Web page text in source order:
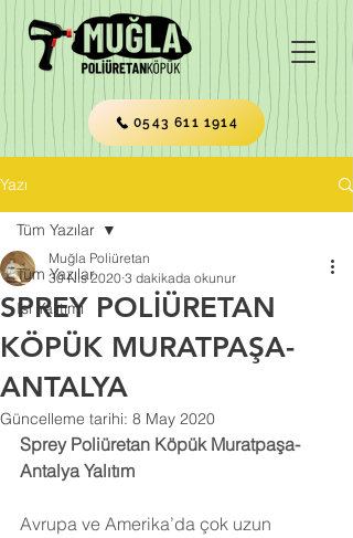
0543 611 1914
Yazı
Tüm Yazılar
Isı Yalıtımı
Tüm Yazılar
SPREY POLİÜRETAN
KÖPÜK MURATPAŞA-
ANTALYA
Muğla Poliüretan
30 Nis 2020 3 dakikada okunur
Güncelleme tarihi: 8 May 2020
Sprey Poliüretan Köpük Muratpaşa-
Antalya Yalıtım
Avrupa ve Amerika’da çok uzun